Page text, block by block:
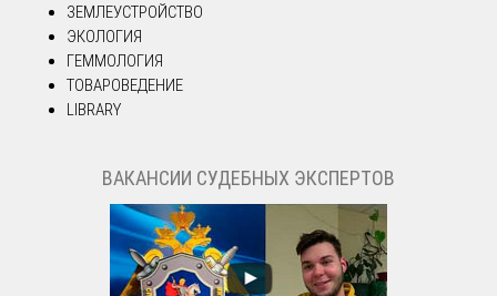
ЗЕМЛЕУСТРОЙСТВО
ЭКОЛОГИЯ
ГЕММОЛОГИЯ
ТОВАРОВЕДЕНИЕ
LIBRARY
ВАКАНСИИ СУДЕБНЫХ ЭКСПЕРТОВ